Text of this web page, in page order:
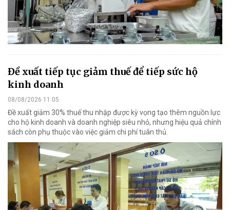
Đề xuất tiếp tục giảm thuế để tiếp sức hộ
kinh doanh
08/08/2026 11:05
Đề xuất giảm 30% thuế thu nhập được kỳ vọng tạo thêm nguồn lực
cho hộ kinh doanh và doanh nghiệp siêu nhỏ, nhưng hiệu quả chính
sách còn phụ thuộc vào việc giảm chi phí tuân thủ.